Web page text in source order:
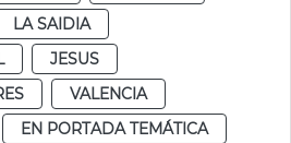
LA SAIDIA
JESUS
VALENCIA
EN PORTADA TEMÁTICA